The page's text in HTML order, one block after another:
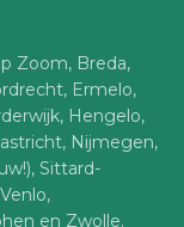
Zoom, Breda,
Ermelo,
Hengelo,
Nijmegen,
Sittard-
en Zwolle.